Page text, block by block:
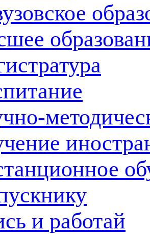
и работай